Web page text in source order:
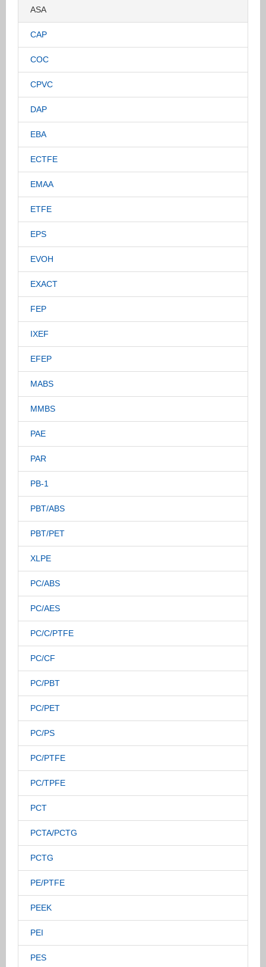
ASA
CAP
COC
CPVC
DAP
EBA
ECTFE
EMAA
ETFE
EPS
EVOH
EXACT
FEP
IXEF
EFEP
MABS
MMBS
PAE
PAR
PB-1
PBT/ABS
PBT/PET
XLPE
PC/ABS
PC/AES
PC/C/PTFE
PC/CF
PC/PBT
PC/PET
PC/PS
PC/PTFE
PC/TPFE
PCT
PCTA/PCTG
PCTG
PE/PTFE
PEEK
PEI
PES